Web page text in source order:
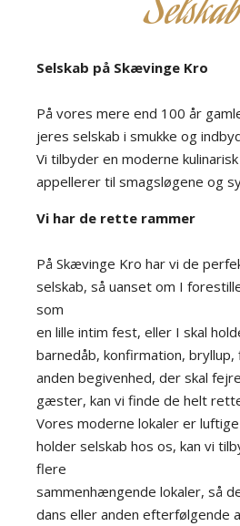
Selskab på Skævinge Kro
På vores mere end 100 år
jeres selskab i smukke og
Vi tilbyder en moderne
appellerer til smagsløgene og
Vi har de rette rammer
På Skævinge Kro har vi de
selskab, så uanset om I
som
en lille intim fest, eller I skal
barnedåb, konfirmation,
anden begivenhed, der skal
gæster, kan vi finde de helt
Vores moderne lokaler er
holder selskab hos os, kan vi
flere
sammenhængende lokaler, så
dans eller anden efterfølgende